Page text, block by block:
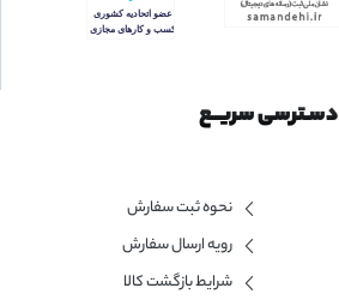
دسـترسی سریــع
نحوه ثبت سفارش
رویه ارسال سفارش
شرایط بازگشت کالا